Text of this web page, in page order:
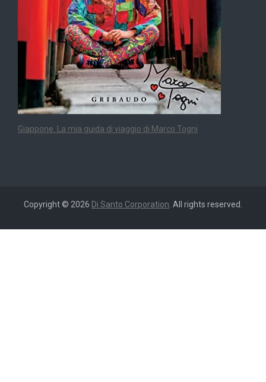
Giappone. La mia guida di viaggio di Marco Togni
Copyright © 2026 Di Santo Corporation. All rights reserved.